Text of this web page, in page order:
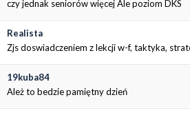
czy jednak seniorów więcej Ale poziom DKS
Realista
Zjs doswiadczeniem z lekcji w-f, taktyka,
19kuba84
Ależ to bedzie pamiętny dzień